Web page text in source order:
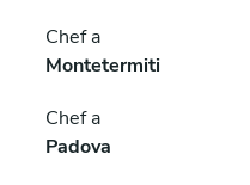
Chef a
Montetermiti
Chef a
Padova